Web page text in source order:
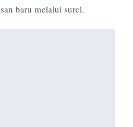
baru melalui surel.